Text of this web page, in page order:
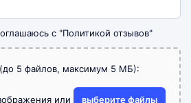
с "Политикой отзывов"
5 файлов, максимум 5 МБ):
или выберите файлы